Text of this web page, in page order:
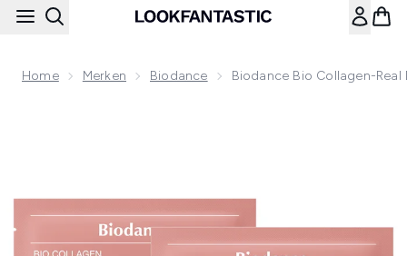
Home Merken Biodance Biodance Bio Collagen-